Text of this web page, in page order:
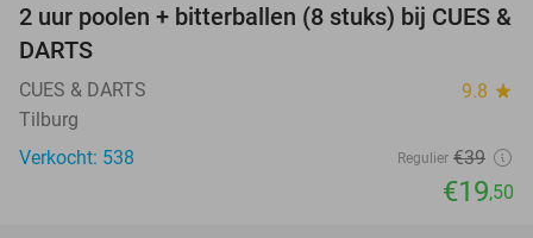
50%
2 uur poolen + bitterballen (8 stuks) bij CUES &
DARTS
CUES & DARTS 9.8 star
Tilburg
Verkocht: 538
Regulier €39
€19,50